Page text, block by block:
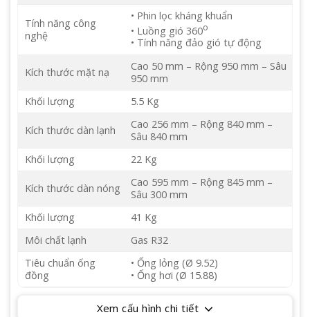
Tính năng công
nghệ
• Phin lọc kháng khuẩn
• Luồng gió 360o
• Tính năng đảo gió tự động
Kích thước mặt nạ
Cao 50 mm – Rộng 950 mm – Sâu
950 mm
Khối lượng
5.5 Kg
Kích thước dàn lạnh
Cao 256 mm – Rộng 840 mm –
Sâu 840 mm
Khối lượng
22 Kg
Kích thước dàn nóng
Cao 595 mm – Rộng 845 mm –
Sâu 300 mm
Khối lượng
41 Kg
Môi chất lạnh
Gas R32
Tiêu chuẩn ống
đồng
• Ống lỏng (Ø 9.52)
• Ống hơi (Ø 15.88)
Xem cấu hình chi tiết